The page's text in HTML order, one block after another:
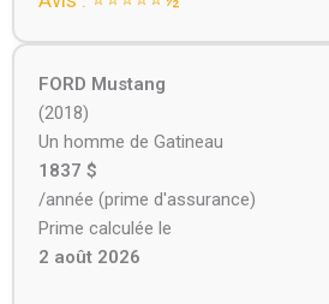
FORD Mustang
(2018)
Un homme de Gatineau
1837 $
/année (prime d'assurance)
Prime calculée le
2 août 2026